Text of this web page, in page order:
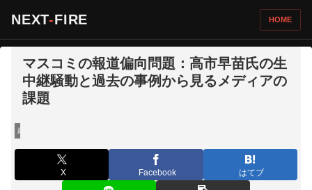
NEXT-FIRE HOME
マスコミの報道偏向問題：高市早苗氏の生
中継騒動と過去の事例から見るメディアの
課題
政治・社会
X Facebook はてブ